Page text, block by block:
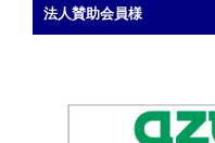
法人賛助会員様